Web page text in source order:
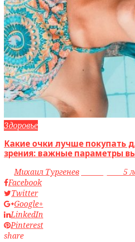
Здоровье
Какие очки лучше покупать
зрения: важные параметры
byМихаил Тургенев
5
Facebook
Twitter
Google+
LinkedIn
Pinterest
share